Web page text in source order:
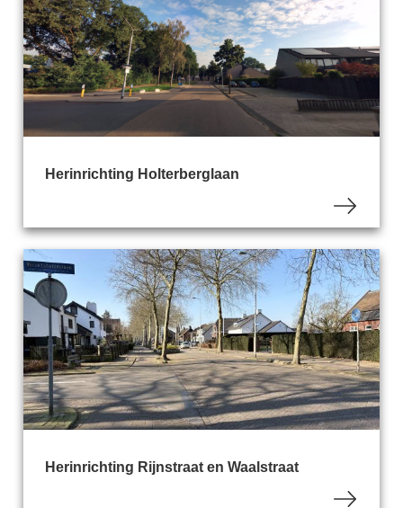
Herinrichting Holterberglaan
Herinrichting Rijnstraat en Waalstraat